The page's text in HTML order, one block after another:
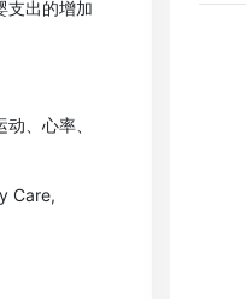
出的增加
、心率、
Care,